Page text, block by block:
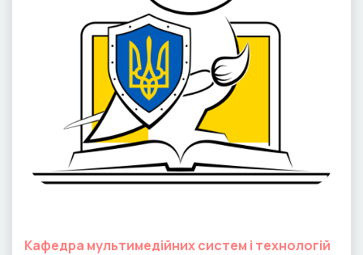
Кафедра мультимедійних систем і технологій